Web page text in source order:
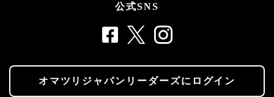
公式SNS
オマツリジャパンリーダーズにログイン